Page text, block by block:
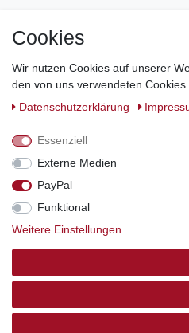
Cookies
Wir nutzen Cookies auf unserer
den von uns verwendeten
Daten­schutz­erklärung
Essenziell
Externe Medien
PayPal
Funktional
Weitere Einstellungen